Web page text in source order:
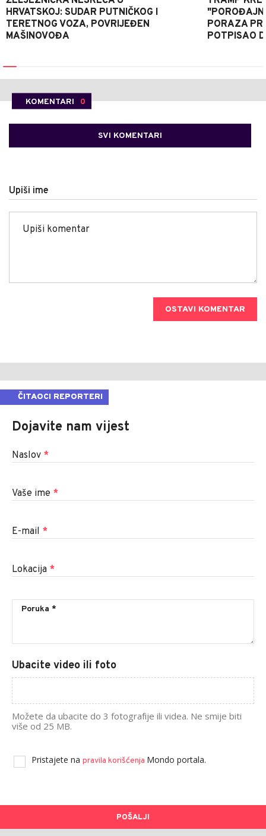
HRVATSKOJ: SUDAR PUTNIČKOG I
TERETNOG VOZA, POVRIJEĐEN
MAŠINOVOĐA
PORAZA
POTPISAO
KOMENTARI 0
SVI KOMENTARI
Upiši ime
OSTAVI KOMENTAR
ČITAOCI REPORTERI
Dojavite nam vijest
Naslov *
Vaše ime *
E-mail *
Lokacija *
Ubacite video ili foto
Možete da ubacite do 3 fotografije ili videa. Ne smije biti
više od 25 MB.
Pristajete na pravila korišćenja Mondo portala.
POŠALJI